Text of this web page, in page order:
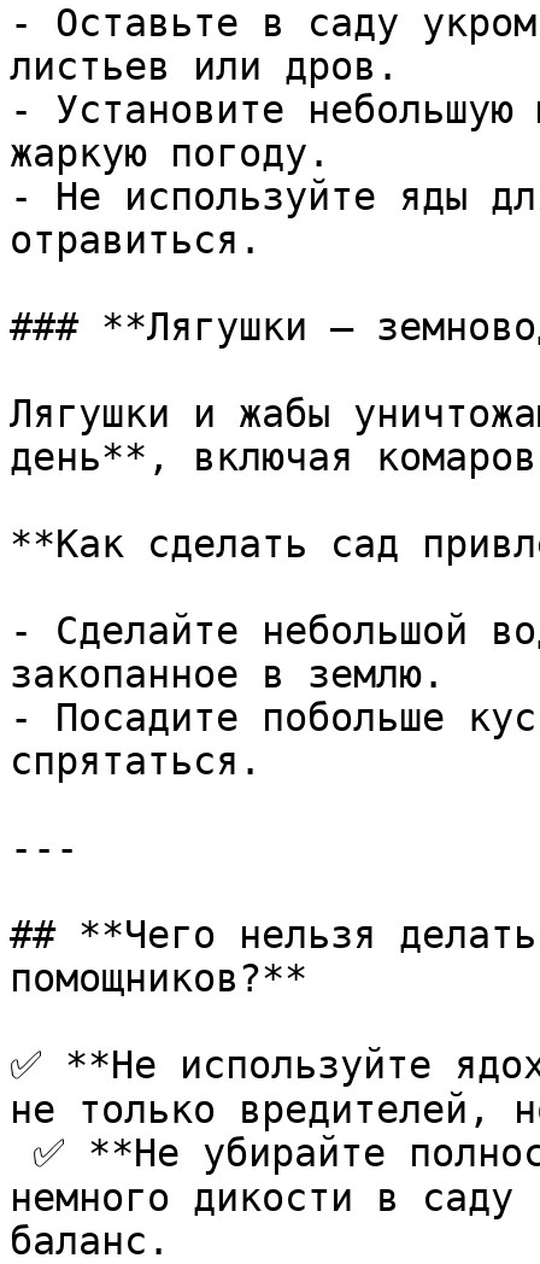
- Оставьте в саду
листьев или дров.
- Установите
жаркую погоду.
- Не используйте яды
отравиться.
### **Лягушки –
Лягушки и жабы
день**, включая
**Как сделать сад
- Сделайте небольшой
закопанное в землю.
- Посадите побольше
спрятаться.
---
## **Чего нельзя
помощников?**
✅ **Не используйте
не только
немного дикости в саду
баланс.